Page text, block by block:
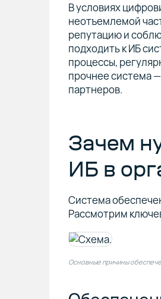
В условиях
неотъемлемой
репутацию и
подходить к ИБ
процессы,
прочнее система
партнеров.
Зачем
ИБ в
Система
Рассмотрим
Основные причины